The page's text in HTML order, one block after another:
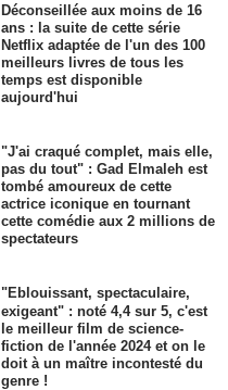
Déconseillée aux moins de 16
ans : la suite de cette série
Netflix adaptée de l'un des 100
meilleurs livres de tous les
temps est disponible
aujourd'hui
"J'ai craqué complet, mais elle,
pas du tout" : Gad Elmaleh est
tombé amoureux de cette
actrice iconique en tournant
cette comédie aux 2 millions de
spectateurs
"Eblouissant, spectaculaire,
exigeant" : noté 4,4 sur 5, c'est
le meilleur film de science-
fiction de l'année 2024 et on le
doit à un maître incontesté du
genre !